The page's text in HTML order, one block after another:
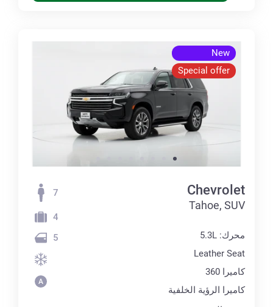
New
Special offer
Chevrolet
Tahoe, SUV
محرك: 5.3L
Leather Seat
كاميرا 360
كاميرا الرؤية الخلفية
7
4
5